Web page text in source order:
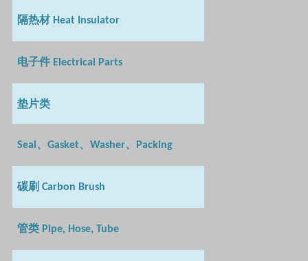
隔热材 Heat Insulator
电子件 Electrical Parts
垫片类
Seal 、 Gasket、 Washer、 Packing
碳刷 Carbon Brush
管类 Pipe, Hose, Tube